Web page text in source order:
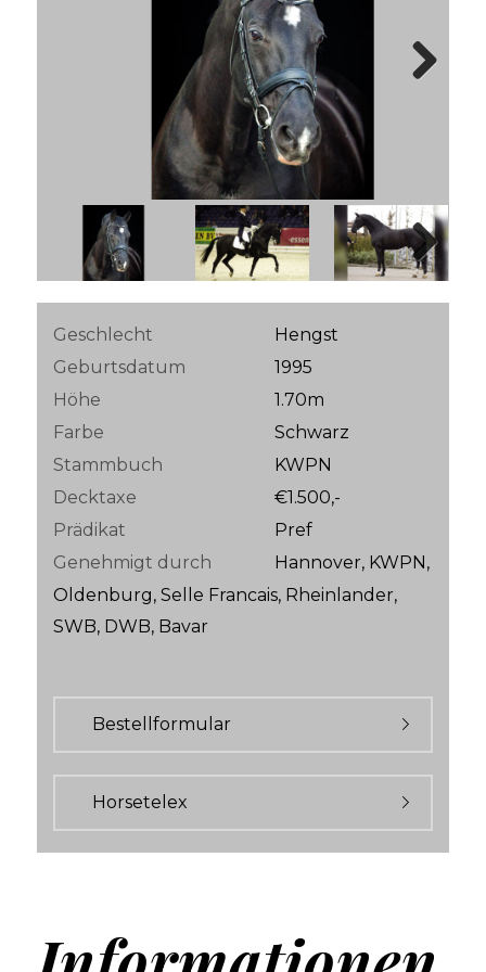
Geschlecht
Hengst
Geburtsdatum
1995
Höhe
1.70m
Farbe
Schwarz
Stammbuch
KWPN
Decktaxe
€1.500,-
Prädikat
Pref
Genehmigt durch
Hannover, KWPN,
Oldenburg, Selle Francais, Rheinlander,
SWB, DWB, Bavar
Bestellformular
Horsetelex